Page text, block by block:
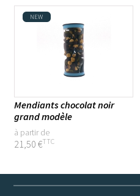
NEW
Mendiants chocolat noir
grand modèle
à partir de
21,50 €TTC